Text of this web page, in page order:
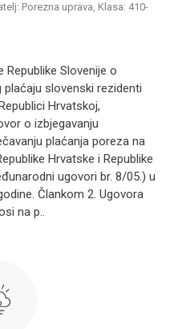
Porezna uprava, Klasa: 410-
Republike Slovenije o
slovenski rezidenti
Hrvatskoj,
o izbjegavanju
plaćanja poreza na
Hrvatske i Republike
ugovori br. 8/05.) u
Člankom 2. Ugovora
na p..